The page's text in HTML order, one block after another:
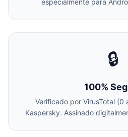
especialmente para
🔒
100%
Verificado por VirusTotal (0
Kaspersky. Assinado